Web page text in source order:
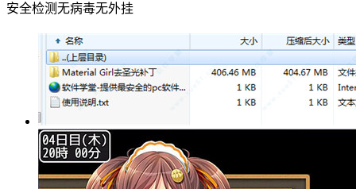
安全检测无病毒无外挂